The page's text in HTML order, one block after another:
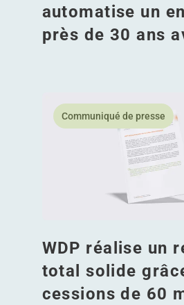
automatise un
près de 30 ans
Communiqué de presse
WDP réalise un
total solide
cessions de 60
En savoir plus WDP